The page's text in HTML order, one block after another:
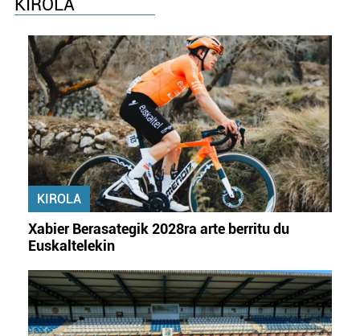
KIROLA
KIROLA
Xabier Berasategik 2028ra arte berritu du
Euskaltelekin